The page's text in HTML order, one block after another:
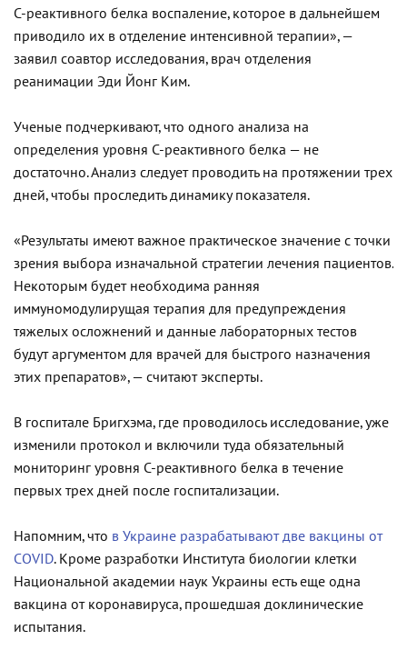
С-реактивного белка воспаление, которое в дальнейшем
приводило их в отделение интенсивной терапии», —
заявил соавтор исследования, врач отделения
реанимации Эди Йонг Ким.
Ученые подчеркивают, что одного анализа на
определения уровня С-реактивного белка — не
достаточно. Анализ следует проводить на протяжении трех
дней, чтобы проследить динамику показателя.
«Результаты имеют важное практическое значение с точки
зрения выбора изначальной стратегии лечения пациентов.
Некоторым будет необходима ранняя
иммуномодулирущая терапия для предупреждения
тяжелых осложнений и данные лабораторных тестов
будут аргументом для врачей для быстрого назначения
этих препаратов», — считают эксперты.
В госпитале Бригхэма, где проводилось исследование, уже
изменили протокол и включили туда обязательный
мониторинг уровня С-реактивного белка в течение
первых трех дней после госпитализации.
Напомним, что в Украине разрабатывают две вакцины от
COVID. Кроме разработки Института биологии клетки
Национальной академии наук Украины есть еще одна
вакцина от коронавируса, прошедшая доклинические
испытания.